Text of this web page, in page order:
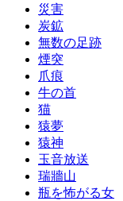
災害
炭鉱
無数の足跡
煙突
爪痕
牛の首
猫
猿夢
猿神
玉音放送
瑞牆山
瓶を怖がる女